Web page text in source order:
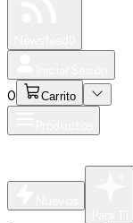
0 Carrito